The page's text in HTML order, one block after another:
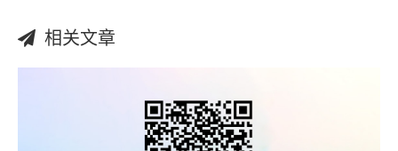
相关文章